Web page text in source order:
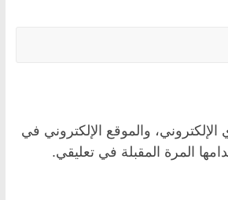
والموقع الإلكتروني في
المرة المقبلة في تعليقي.